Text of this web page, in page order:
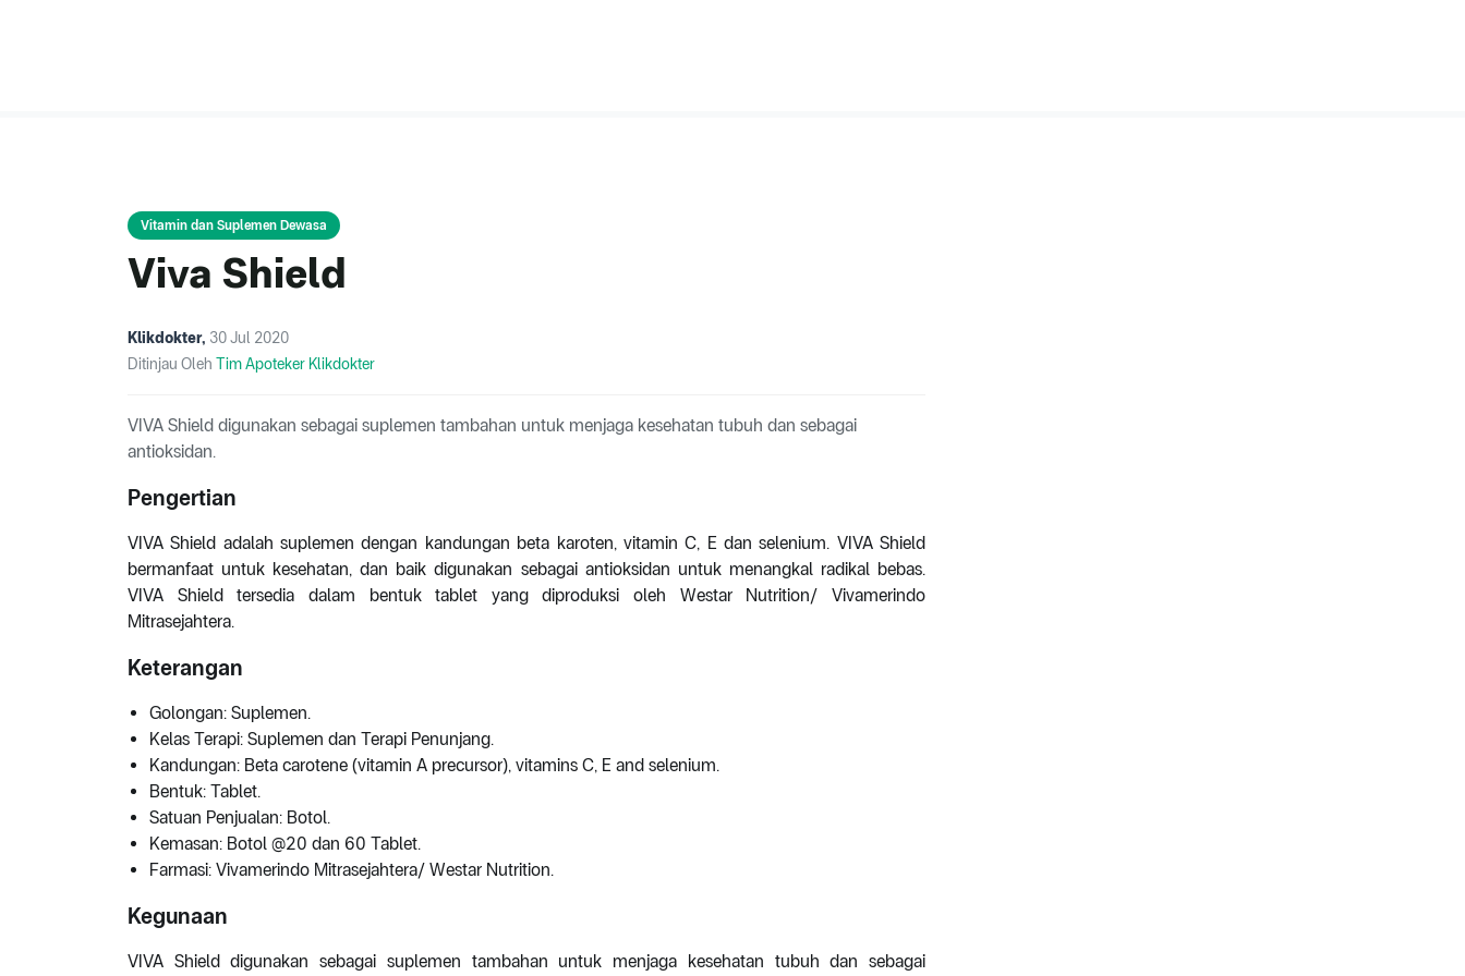
Vitamin dan Suplemen Dewasa
Viva Shield
Klikdokter, 30 Jul 2020
Ditinjau Oleh Tim Apoteker Klikdokter
VIVA Shield digunakan sebagai suplemen tambahan untuk menjaga kesehatan tubuh dan sebagai
antioksidan.
Pengertian
VIVA Shield adalah suplemen dengan kandungan beta karoten, vitamin C, E dan selenium. VIVA Shield
bermanfaat untuk kesehatan, dan baik digunakan sebagai antioksidan untuk menangkal radikal bebas.
VIVA Shield tersedia dalam bentuk tablet yang diproduksi oleh Westar Nutrition/ Vivamerindo
Mitrasejahtera.
Keterangan
Golongan: Suplemen.
Kelas Terapi: Suplemen dan Terapi Penunjang.
Kandungan: Beta carotene (vitamin A precursor), vitamins C, E and selenium.
Bentuk: Tablet.
Satuan Penjualan: Botol.
Kemasan: Botol @20 dan 60 Tablet.
Farmasi: Vivamerindo Mitrasejahtera/ Westar Nutrition.
Kegunaan
VIVA Shield digunakan sebagai suplemen tambahan untuk menjaga kesehatan tubuh dan sebagai